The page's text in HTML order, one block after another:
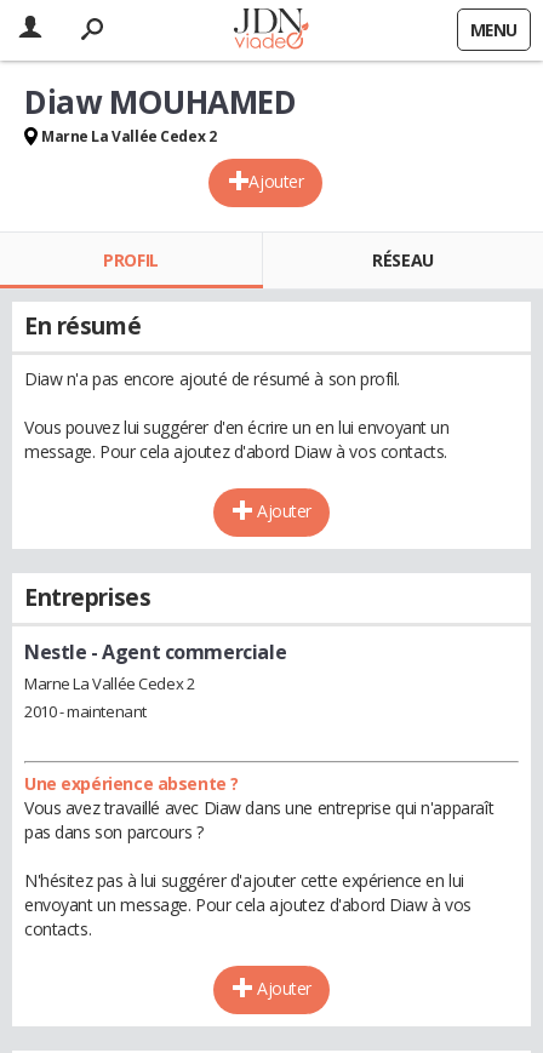
MENU
Ajouter
Diaw MOUHAMED
Marne La Vallée Cedex 2
PROFIL RÉSEAU
En résumé
Diaw n'a pas encore ajouté de résumé à son profil.
Vous pouvez lui suggérer d'en écrire un en lui envoyant un
message. Pour cela ajoutez d'abord Diaw à vos contacts.
Ajouter
Entreprises
Nestle - Agent commerciale
Marne La Vallée Cedex 2
2010 - maintenant
Une expérience absente ?
Vous avez travaillé avec Diaw dans une entreprise qui n'apparaît
pas dans son parcours ?
N'hésitez pas à lui suggérer d'ajouter cette expérience en lui
envoyant un message. Pour cela ajoutez d'abord Diaw à vos
contacts.
Ajouter